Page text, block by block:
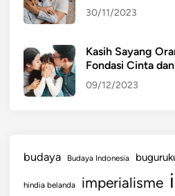
30/11/2023
Kasih Sayang
Fondasi Cinta
09/12/2023
budaya Budaya Indonesia
hindia belanda imperialisme